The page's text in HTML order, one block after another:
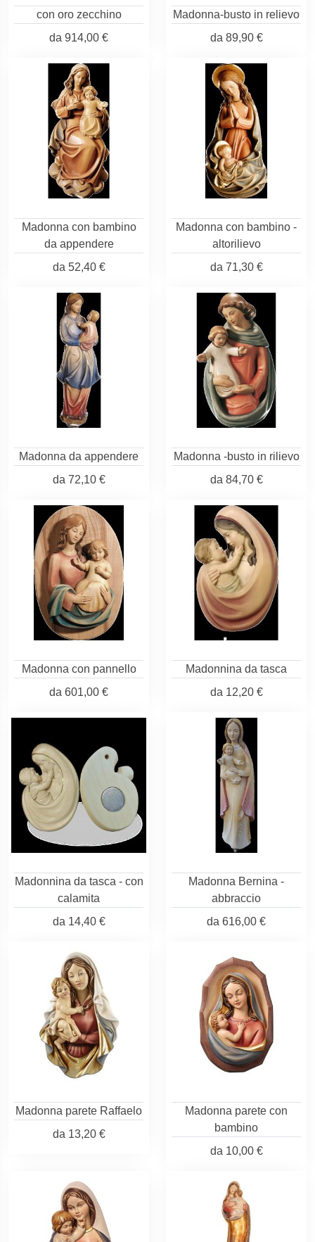
con oro zecchino
da 914,00 €
Madonna-busto in relievo
da 89,90 €
Madonna con bambino
da appendere
da 52,40 €
Madonna con bambino -
altorilievo
da 71,30 €
Madonna da appendere
da 72,10 €
Madonna -busto in rilievo
da 84,70 €
Madonna con pannello
da 601,00 €
Madonnina da tasca
da 12,20 €
Madonnina da tasca - con
calamita
da 14,40 €
Madonna Bernina -
abbraccio
da 616,00 €
Madonna parete Raffaelo
da 13,20 €
Madonna parete con
bambino
da 10,00 €